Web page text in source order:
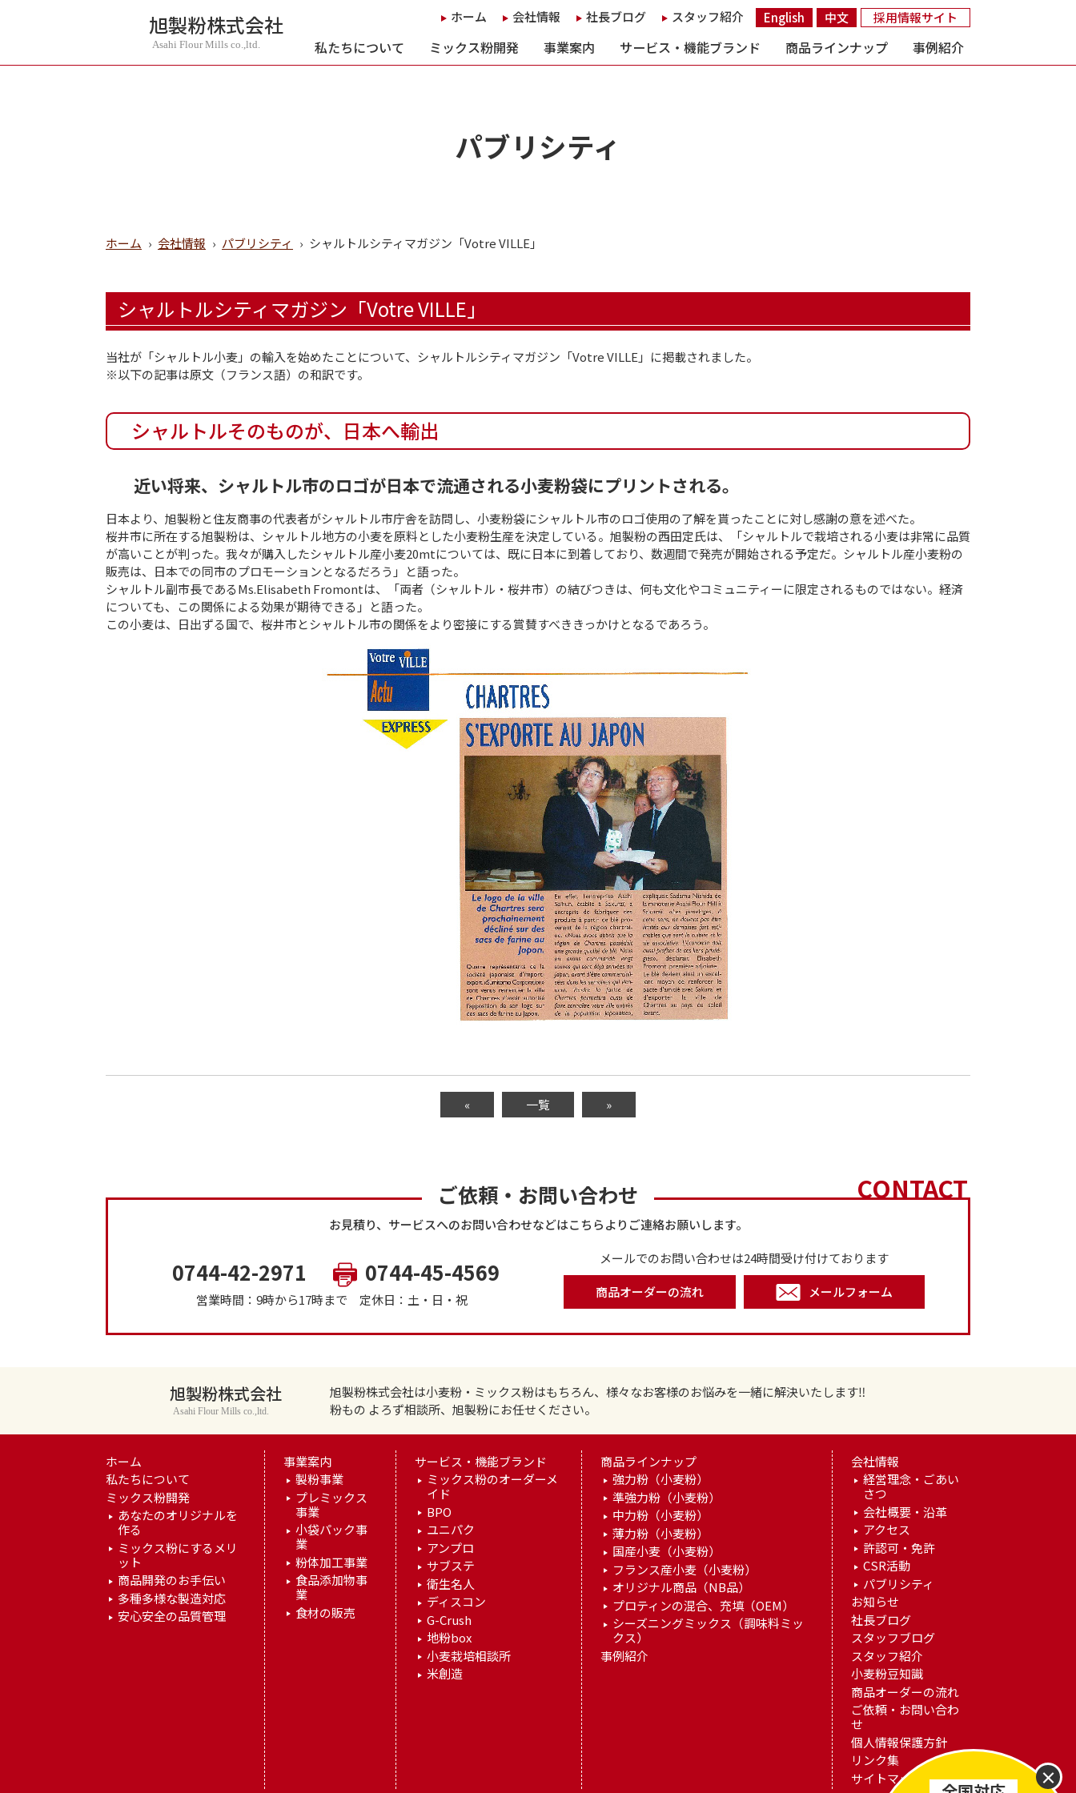
旭製粉株式会社
Asahi Flour Mills co.,ltd.
ホーム 会社情報 社長ブログ スタッフ紹介 English 中文 採用情報サイト
私たちについて ミックス粉開発 事業案内 サービス・機能ブランド 商品ラインナップ 事例紹介
パブリシティ
ホーム › 会社情報 › パブリシティ › シャルトルシティマガジン「Votre VILLE」
シャルトルシティマガジン「Votre VILLE」
当社が「シャルトル小麦」の輸入を始めたことについて、シャルトルシティマガジン「Votre VILLE」に掲載されました。
※以下の記事は原文（フランス語）の和訳です。
シャルトルそのものが、日本へ輸出
近い将来、シャルトル市のロゴが日本で流通される小麦粉袋にプリントされる。
日本より、旭製粉と住友商事の代表者がシャルトル市庁舎を訪問し、小麦粉袋にシャルトル市のロゴ使用の了解を貰ったことに対し感謝の意を述べた。
桜井市に所在する旭製粉は、シャルトル地方の小麦を原料とした小麦粉生産を決定している。旭製粉の西田定氏は、「シャルトルで栽培される小麦は非常に品質
が高いことが判った。我々が購入したシャルトル産小麦20mtについては、既に日本に到着しており、数週間で発売が開始される予定だ。シャルトル産小麦粉の
販売は、日本での同市のプロモーションとなるだろう」と語った。
シャルトル副市長であるMs.Elisabeth Fromontは、「両者（シャルトル・桜井市）の結びつきは、何も文化やコミュニティーに限定されるものではない。経済
についても、この関係による効果が期待できる」と語った。
この小麦は、日出ずる国で、桜井市とシャルトル市の関係をより密接にする賞賛すべききっかけとなるであろう。
« 一覧 »
CONTACT
ご依頼・お問い合わせ
お見積り、サービスへのお問い合わせなどはこちらよりご連絡お願いします。
0744-42-2971 0744-45-4569
営業時間：9時から17時まで 定休日：土・日・祝
メールでのお問い合わせは24時間受け付けております
商品オーダーの流れ
メールフォーム
旭製粉株式会社
Asahi Flour Mills co.,ltd.
旭製粉株式会社は小麦粉・ミックス粉はもちろん、様々なお客様のお悩みを一緒に解決いたします‼
粉もの よろず相談所、旭製粉にお任せください。
ホーム
私たちについて
ミックス粉開発
あなたのオリジナルを
作る
ミックス粉にするメリ
ット
商品開発のお手伝い
多種多様な製造対応
安心安全の品質管理
事業案内
製粉事業
プレミックス
事業
小袋パック事
業
粉体加工事業
食品添加物事
業
食材の販売
サービス・機能ブランド
ミックス粉のオーダーメ
イド
BPO
ユニパク
アンプロ
サブステ
衛生名人
ディスコン
G-Crush
地粉box
小麦栽培相談所
米創造
商品ラインナップ
強力粉（小麦粉）
準強力粉（小麦粉）
中力粉（小麦粉）
薄力粉（小麦粉）
国産小麦（小麦粉）
フランス産小麦（小麦粉）
オリジナル商品（NB品）
プロティンの混合、充填（OEM）
シーズニングミックス（調味料ミッ
クス）
事例紹介
会社情報
経営理念・ごあい
さつ
会社概要・沿革
アクセス
許認可・免許
CSR活動
パブリシティ
お知らせ
社長ブログ
スタッフブログ
スタッフ紹介
小麦粉豆知識
商品オーダーの流れ
ご依頼・お問い合わ
せ
個人情報保護方針
リンク集
サイトマップ
×